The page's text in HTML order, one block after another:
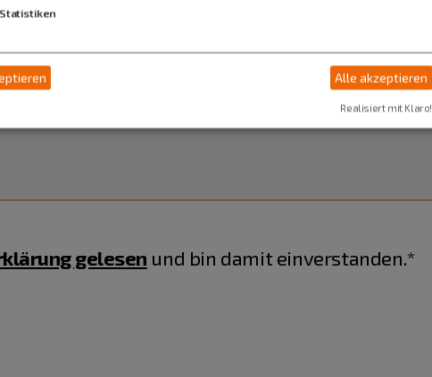
gelesen und bin damit einverstanden.*
Alle akzeptieren
Realisiert mit Klaro!